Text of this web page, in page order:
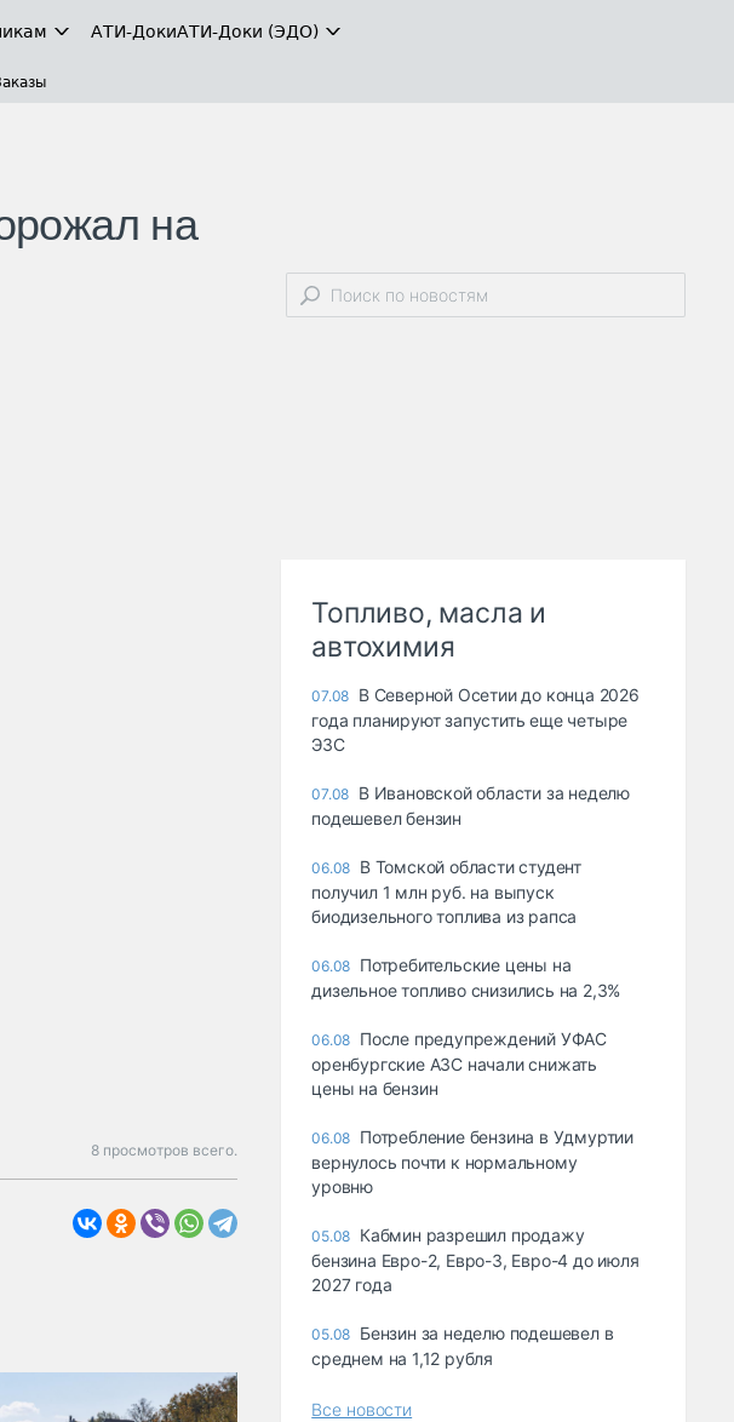
АТИ-ДокиАТИ-Доки (ЭДО)
на
8 просмотров всего.
Топливо, масла и
автохимия
07.08 В Северной Осетии до конца 2026
года планируют запустить еще четыре
ЭЗС
07.08 В Ивановской области за неделю
подешевел бензин
06.08 В Томской области студент
получил 1 млн руб. на выпуск
биодизельного топлива из рапса
06.08 Потребительские цены на
дизельное топливо снизились на 2,3%
06.08 После предупреждений УФАС
оренбургские АЗС начали снижать
цены на бензин
06.08 Потребление бензина в Удмуртии
вернулось почти к нормальному
уровню
05.08 Кабмин разрешил продажу
бензина Евро-2, Евро-3, Евро-4 до июля
2027 года
05.08 Бензин за неделю подешевел в
среднем на 1,12 рубля
Все новости